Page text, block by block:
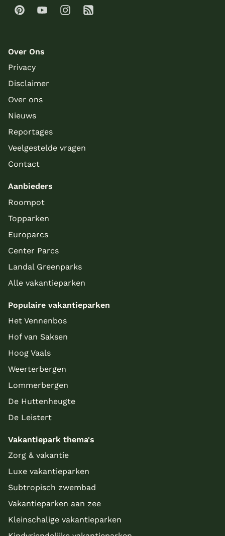
Over Ons
Privacy
Disclaimer
Over ons
Nieuws
Reportages
Veelgestelde vragen
Contact
Aanbieders
Roompot
Topparken
Europarcs
Center Parcs
Landal Greenparks
Alle vakantieparken
Populaire vakantieparken
Het Vennenbos
Hof van Saksen
Hoog Vaals
Weerterbergen
Lommerbergen
De Huttenheugte
De Leistert
Vakantiepark thema's
Zorg & vakantie
Luxe vakantieparken
Subtropisch zwembad
Vakantieparken aan zee
Kleinschalige vakantieparken